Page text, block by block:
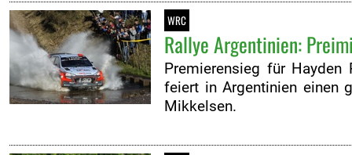
WRC
Rallye Argentinien:
Premierensieg für
feiert in Argentinien einen
Mikkelsen.